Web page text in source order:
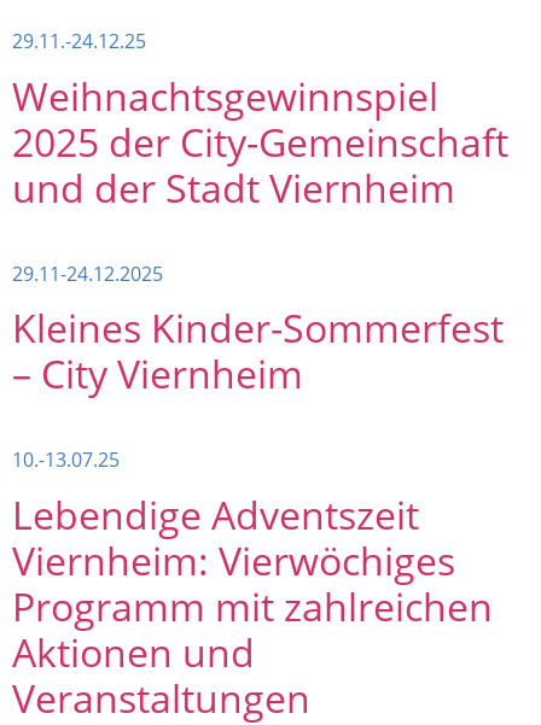
29.11.-24.12.25
Weihnachtsgewinnspiel
2025 der City-Gemeinschaft
und der Stadt Viernheim
29.11-24.12.2025
Kleines Kinder-Sommerfest
– City Viernheim
10.-13.07.25
Lebendige Adventszeit
Viernheim: Vierwöchiges
Programm mit zahlreichen
Aktionen und
Veranstaltungen